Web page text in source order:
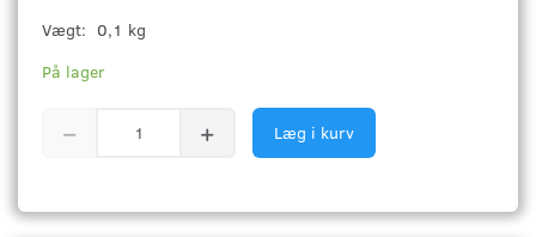
Vægt: 0,1 kg
På lager
Læg i kurv